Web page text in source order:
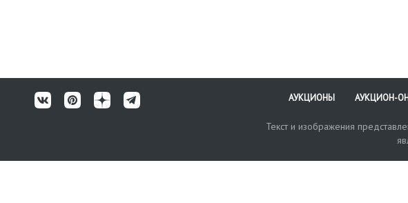
АУКЦИОНЫ АУКЦИОН-
Текст и изображения